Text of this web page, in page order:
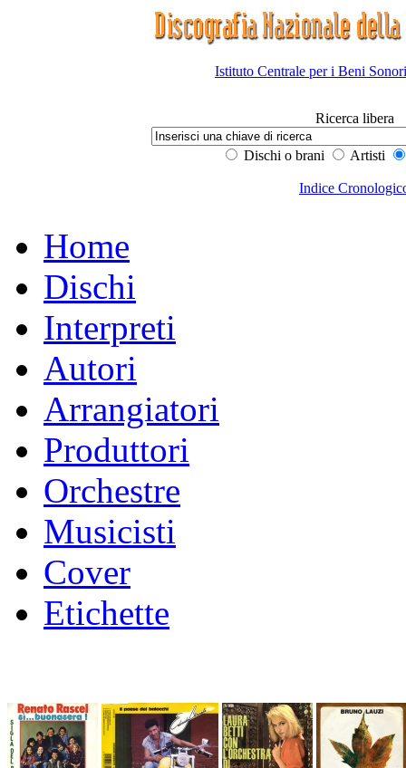
Istituto Centrale per i Beni
Ricerca libera
Dischi o brani Artisti
Indice
Home
Dischi
Interpreti
Autori
Arrangiatori
Produttori
Orchestre
Musicisti
Cover
Etichette